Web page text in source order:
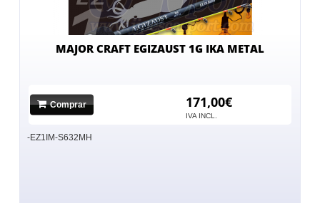
MAJOR CRAFT EGIZAUST 1G IKA METAL
Comprar 171,00€
IVA INCL.
-EZ1IM-S632MH